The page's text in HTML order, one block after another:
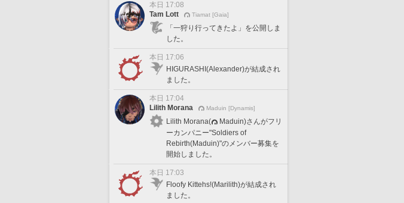
本日 17:08
Tam Lott
Tiamat [Gaia]
「一狩り行ってきたよ」を公開しま
した。
本日 17:06
HIGURASHI(Alexander)が結成され
ました。
本日 17:04
Lilith Morana
Maduin [Dynamis]
Lilith Morana(
Maduin)さんがフリ
ーカンパニー"Soldiers of
Rebirth(Maduin)"のメンバー募集を
開始しました。
本日 17:03
Floofy Kittehs!(Marilith)が結成され
ました。